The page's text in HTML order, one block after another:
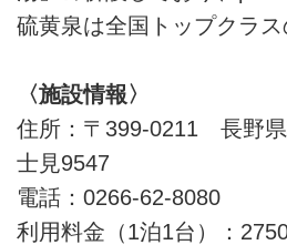
硫黄泉は全国トップクラス
〈施設情報〉
住所：〒399-0211 長野
士見9547
電話：0266-62-8080
利用料金（1泊1台）：